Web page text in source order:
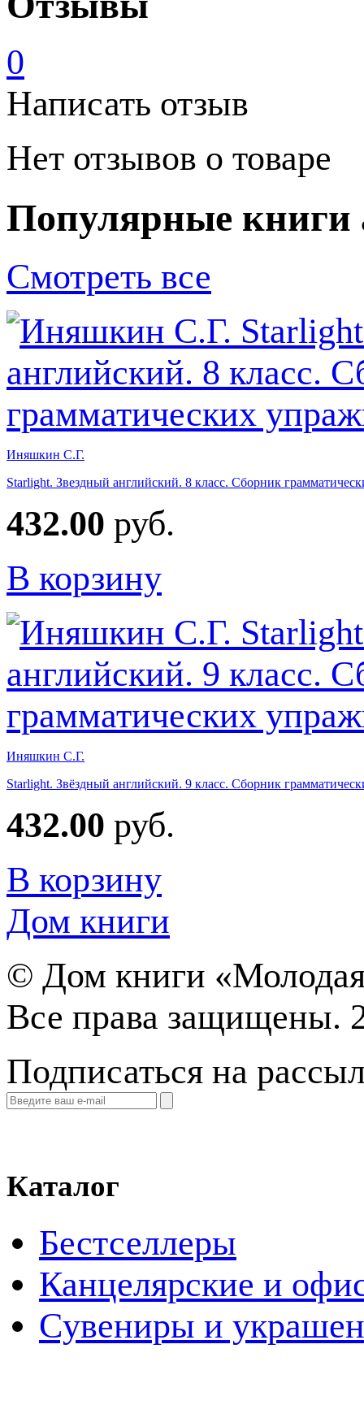
0
Написать отзыв
Нет отзывов о товаре
Популярные книги
Смотреть все
Иняшкин С.Г.
Starlight. Звездный английский. 8 класс. Сборник
432.00 руб.
В корзину
Иняшкин С.Г.
Starlight. Звёздный английский. 9 класс. Сборник
432.00 руб.
В корзину
Дом книги
© Дом книги
Все права защищены.
Подписаться на
Каталог
Бестселлеры
Канцелярские и
Cувениры и